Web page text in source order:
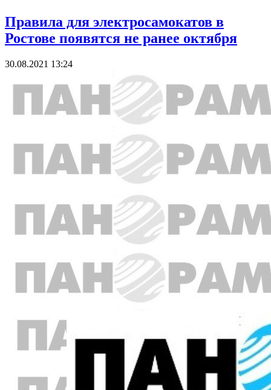
Правила для электросамокатов в
Ростове появятся не ранее октября
30.08.2021 13:24